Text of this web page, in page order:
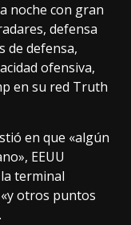
noche con gran
defensa
de defensa,
ofensiva,
en su red Truth
en que «algún
EEUU
terminal
otros puntos